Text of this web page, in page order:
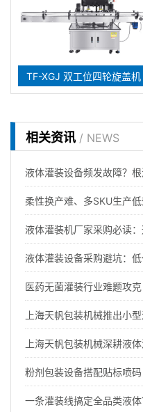
TF-XGJ 双工位四轮旋盖机
相关资讯 / NEWS
液体灌装设备频发故障？
柔性换产难、多SKU生产
液体灌装机厂家采购必读
液体灌装设备采购避坑：
医药无菌灌装行业难题攻
上海天帆包装机械推出小
上海天帆包装机械深耕液
粉剂包装设备搭配贴标喷
一条灌装线搞定全品类液